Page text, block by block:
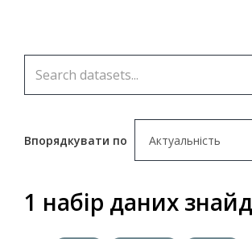
Впорядкувати по
1 набір даних